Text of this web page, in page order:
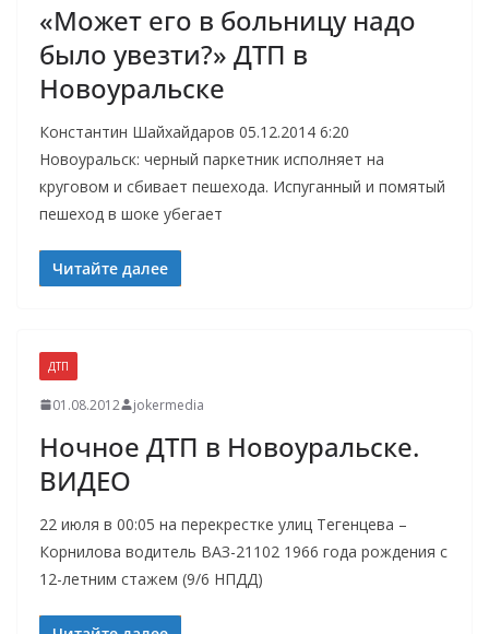
«Может его в больницу надо
было увезти?» ДТП в
Новоуральске
Константин Шайхайдаров 05.12.2014 6:20
Новоуральск: черный паркетник исполняет на
круговом и сбивает пешехода. Испуганный и помятый
пешеход в шоке убегает
Читайте далее
ДТП
01.08.2012 jokermedia
Ночное ДТП в Новоуральске.
ВИДЕО
22 июля в 00:05 на перекрестке улиц Тегенцева –
Корнилова водитель ВАЗ-21102 1966 года рождения с
12-летним стажем (9/6 НПДД)